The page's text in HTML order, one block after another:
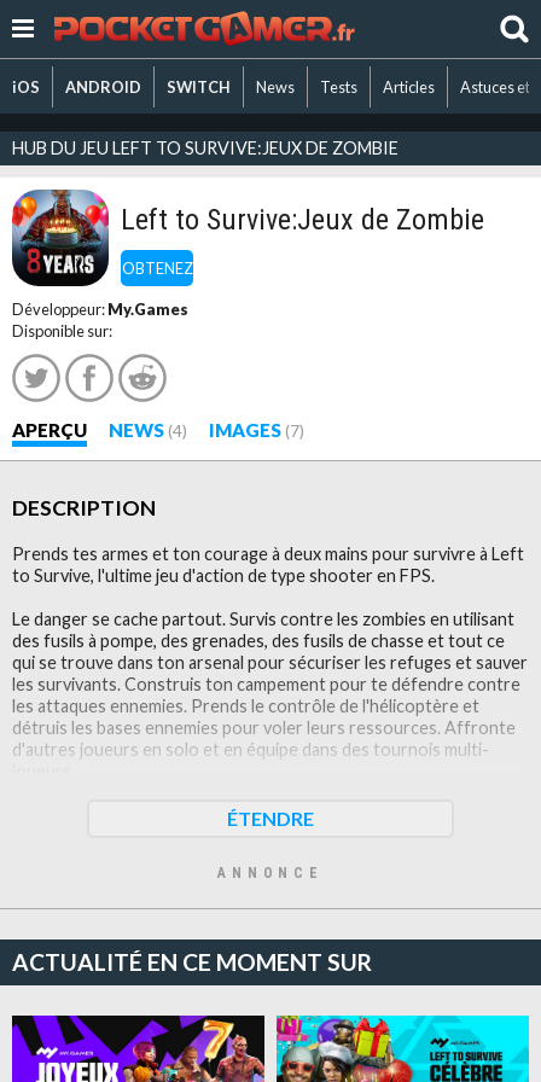
iOS ANDROID SWITCH News Tests Articles Astuces et
HUB DU JEU LEFT TO SURVIVE:JEUX DE ZOMBIE
OBTENEZ
Left to Survive:Jeux de Zombie
Développeur:My.Games
Disponible sur:
APERÇU NEWS (4) IMAGES (7)
DESCRIPTION
Prends tes armes et ton courage à deux mains pour survivre à Left
to Survive, l'ultime jeu d'action de type shooter en FPS.
Le danger se cache partout. Survis contre les zombies en utilisant
des fusils à pompe, des grenades, des fusils de chasse et tout ce
qui se trouve dans ton arsenal pour sécuriser les refuges et sauver
les survivants. Construis ton campement pour te défendre contre
les attaques ennemies. Prends le contrôle de l'hélicoptère et
détruis les bases ennemies pour voler leurs ressources. Affronte
d'autres joueurs en solo et en équipe dans des tournois multi-
sur la base de ton adversaire pour voler ses ressources
JcJ intense
capacités de survie contre d'autres joueurs en mode solo et en
parties 2c2.
ÉTENDRE
ANNONCE
ACTUALITÉ EN CE MOMENT SUR